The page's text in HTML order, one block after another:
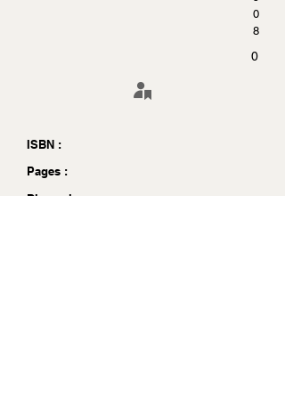
0
8
0
ISBN :
Pages :
Dimensions :